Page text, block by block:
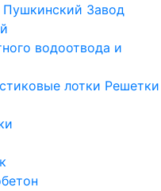
Пушкинский Завод
водоотвода и
лотки Решетки